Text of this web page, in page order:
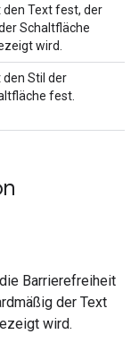
den Text fest, der
Schaltfläche
wird.
den Stil der
fest.
Barrierefreiheit
der Text
wird.